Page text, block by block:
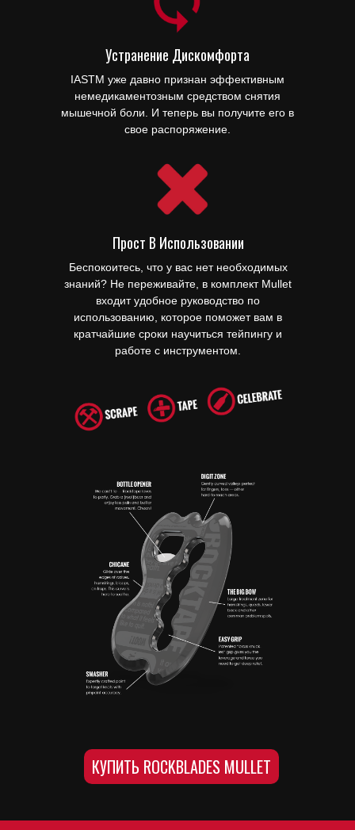
Устранение Дискомфорта
IASTM уже давно признан эффективным
немедикаментозным средством снятия
мышечной боли. И теперь вы получите его в
свое распоряжение.
Прост В Использовании
Беспокоитесь, что у вас нет необходимых
знаний? Не переживайте, в комплект Mullet
входит удобное руководство по
использованию, которое поможет вам в
кратчайшие сроки научиться тейпингу и
работе с инструментом.
КУПИТЬ ROCKBLADES MULLET